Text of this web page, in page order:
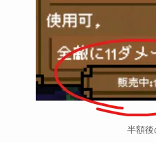
半額後